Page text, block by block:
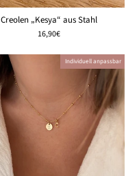
Creolen „Kesya“ aus Stahl
16,90€
Individuell anpassbar